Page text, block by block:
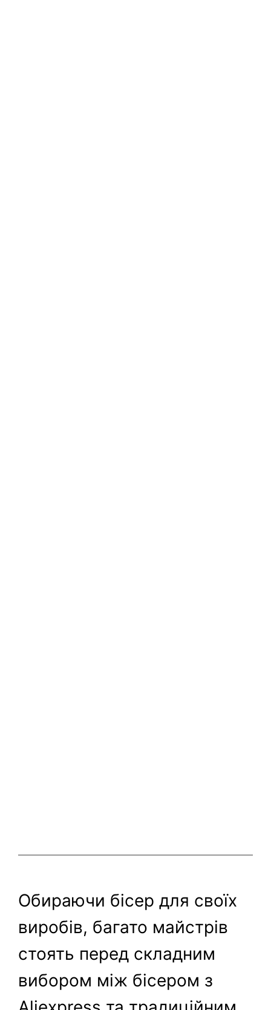
Обираючи бісер для своїх
виробів, багато майстрів
стоять перед складним
вибором між бісером з